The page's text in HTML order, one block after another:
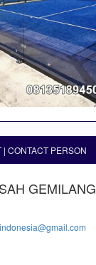
CONTACT PERSON
GEMILANG